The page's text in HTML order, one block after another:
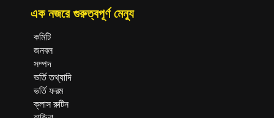
এক নজরে গুরুত্বপূর্ণ মেন্যু
কমিটি
জনবল
সম্পদ
ভর্তি তথ্যাদি
ভর্তি ফরম
ক্লাস রুটিন